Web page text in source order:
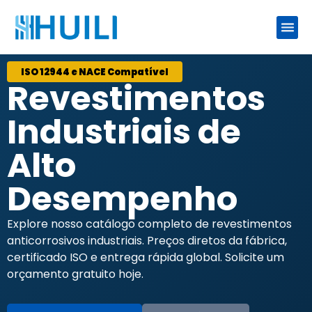
ISO 12944 e NACE Compatível
Revestimentos
Industriais de
Alto
Desempenho
Explore nosso catálogo completo de revestimentos
anticorrosivos industriais. Preços diretos da fábrica,
certificado ISO e entrega rápida global. Solicite um
orçamento gratuito hoje.